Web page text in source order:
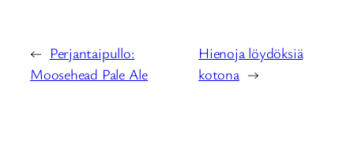
← Perjantaipullo:
Moosehead Pale Ale
Hienoja löydöksiä
kotona →